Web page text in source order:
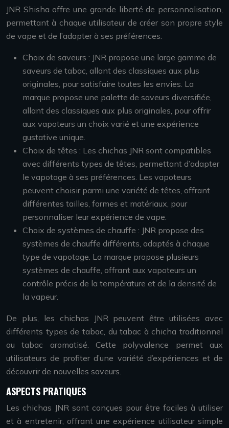
JNR Shisha offre une grande liberté de personnalisation,
permettant à chaque utilisateur de créer son propre style
de vape et de l’adapter à ses préférences.
Choix de saveurs : JNR propose une large gamme de
saveurs de tabac, allant des classiques aux plus
originales, pour satisfaire toutes les envies. La
marque propose une palette de saveurs diversifiée,
allant des classiques aux plus originales, pour offrir
aux vapoteurs un choix varié et une expérience
gustative unique.
Choix de têtes : Les chichas JNR sont compatibles
avec différents types de têtes, permettant d’adapter
le vapotage à ses préférences. Les vapoteurs
peuvent choisir parmi une variété de têtes, offrant
différentes tailles, formes et matériaux, pour
personnaliser leur expérience de vape.
Choix de systèmes de chauffe : JNR propose des
systèmes de chauffe différents, adaptés à chaque
type de vapotage. La marque propose plusieurs
systèmes de chauffe, offrant aux vapoteurs un
contrôle précis de la température et de la densité de
la vapeur.
De plus, les chichas JNR peuvent être utilisées avec
différents types de tabac, du tabac à chicha traditionnel
au tabac aromatisé. Cette polyvalence permet aux
utilisateurs de profiter d’une variété d’expériences et de
découvrir de nouvelles saveurs.
ASPECTS PRATIQUES
Les chichas JNR sont conçues pour être faciles à utiliser
et à entretenir, offrant une expérience utilisateur simple